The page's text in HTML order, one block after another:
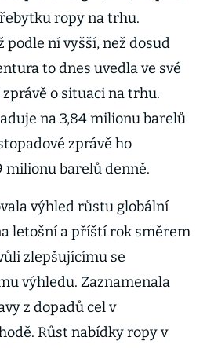
ropy na trhu.
podle ní vyšší, než dosud
to dnes uvedla ve své
o situaci na trhu.
na 3,84 milionu barelů
zprávě ho
milionu barelů denně.
výhled růstu globální
letošní a příští rok směrem
zlepšujícímu se
výhledu. Zaznamenala
z dopadů cel v
Růst nabídky ropy v